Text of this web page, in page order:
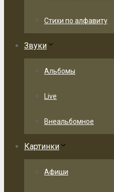
Стихи по алфавиту
Звуки
Альбомы
Live
Внеальбомное
Картинки
Афиши